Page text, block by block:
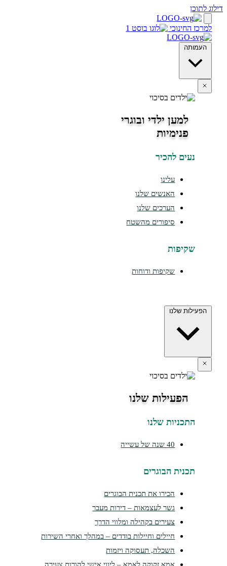
למען ילדי ובוגרי
להכיר
האנשים שלנו
הערכים שלנו
סיפורים מהשטח
שקיפות ודוחות
שלנו
הפעילות שלנו
שלנו
הבוגרים
הכירו את תכנית הבוגרים
גשר לעצמאות – דירות מעבר
צעירים בקהילה ומלווי הדרך
חיילים וחיילות בודדים – במהלך ואחרי השירות
השכלה, תעסוקה ויזמות
אמא זקוקה לאמא – ליווי אישי להורות צעירה